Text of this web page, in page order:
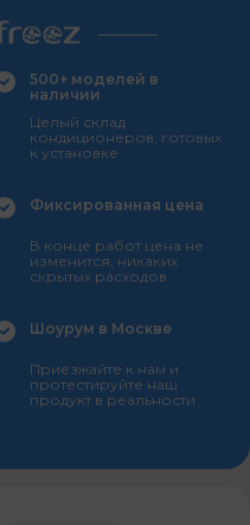
500+ моделей в
наличии
Целый склад
кондиционеров, готовых
к установке
Фиксированная цена
В конце работ цена не
изменится, никаких
скрытых расходов
Шоурум в Москве
Приезжайте к нам и
протестируйте наш
продукт в реальности